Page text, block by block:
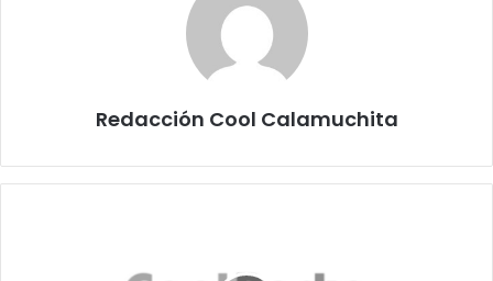
Redacción Cool Calamuchita